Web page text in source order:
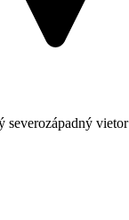
severozápadný vietor